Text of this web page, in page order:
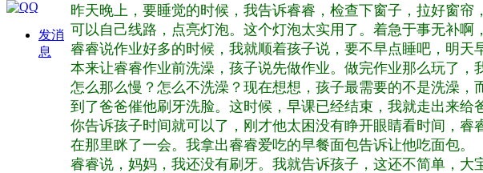
发消
息
昨天晚上，要睡觉的时候，我告诉睿睿，检查下窗子，拉好窗
可以自己线路，点亮灯泡。这个灯泡太实用了。着急于事无补啊
睿睿说作业好多的时候，我就顺着孩子说，要不早点睡吧，明
本来让睿睿作业前洗澡，孩子说先做作业。做完作业那么玩了
怎么那么慢？怎么不洗澡？现在想想，孩子最需要的不是洗澡
到了爸爸催他刷牙洗脸。这时候，早课已经结束，我就走出来给
你告诉孩子时间就可以了，刚才他太困没有睁开眼睛看时间，
在那里眯了一会。我拿出睿睿爱吃的早餐面包告诉让他吃面包。
睿睿说，妈妈，我还没有刷牙。我就告诉孩子，这还不简单，大